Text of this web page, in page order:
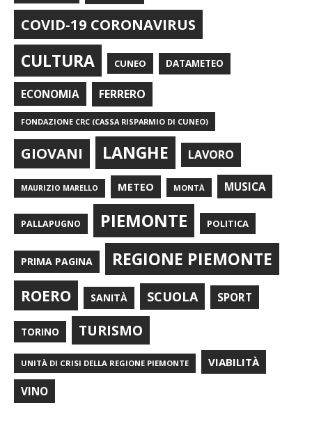
COVID-19 CORONAVIRUS
CULTURA CUNEO DATAMETEO
ECONOMIA FERRERO
FONDAZIONE CRC (CASSA RISPARMIO DI CUNEO)
GIOVANI LANGHE LAVORO
MAURIZIO MARELLO METEO MONTÀ MUSICA
PALLAPUGNO PIEMONTE POLITICA
PRIMA PAGINA REGIONE PIEMONTE
ROERO SANITÀ SCUOLA SPORT
TORINO TURISMO
UNITÀ DI CRISI DELLA REGIONE PIEMONTE VIABILITÀ
VINO